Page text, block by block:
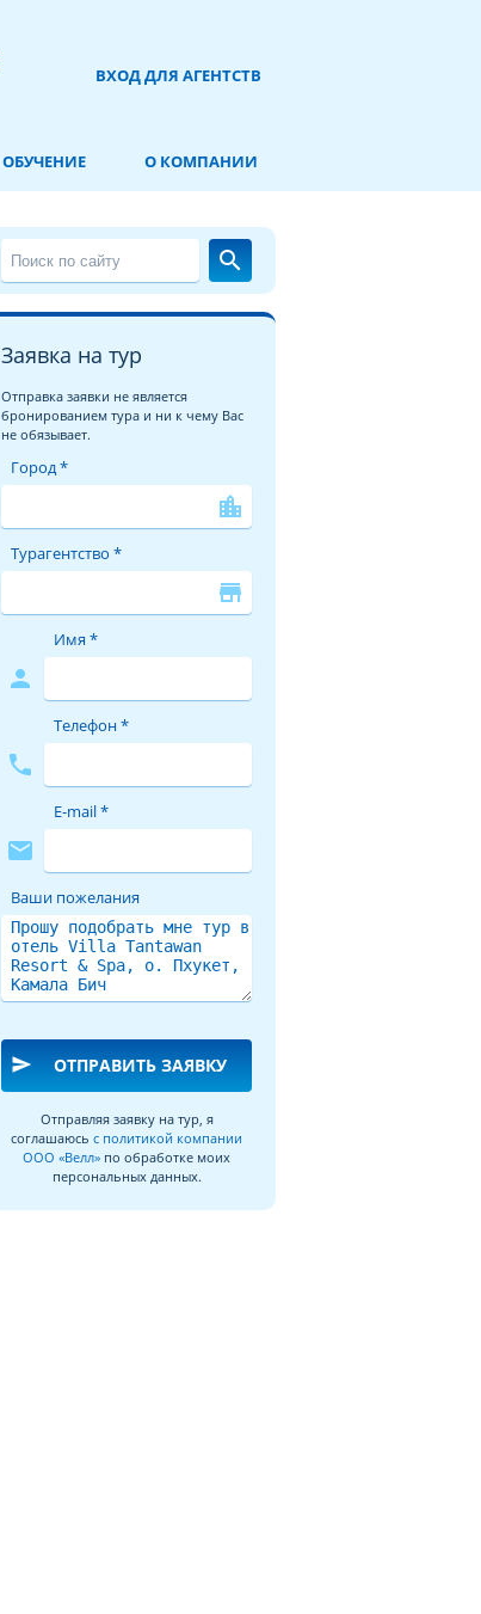
ВХОД ДЛЯ АГЕНТСТВ
ОБУЧЕНИЕ О КОМПАНИИ
search
Заявка на тур
Отправка заявки не является
бронированием тура и ни к чему Вас
не обязывает.
Город *
location_city
Турагентство *
store
person
Имя *
phone
Телефон *
mail
E-mail *
Ваши пожелания
send ОТПРАВИТЬ ЗАЯВКУ
Отправляя заявку на тур, я
соглашаюсь с политикой компании
ООО «Велл» по обработке моих
персональных данных.